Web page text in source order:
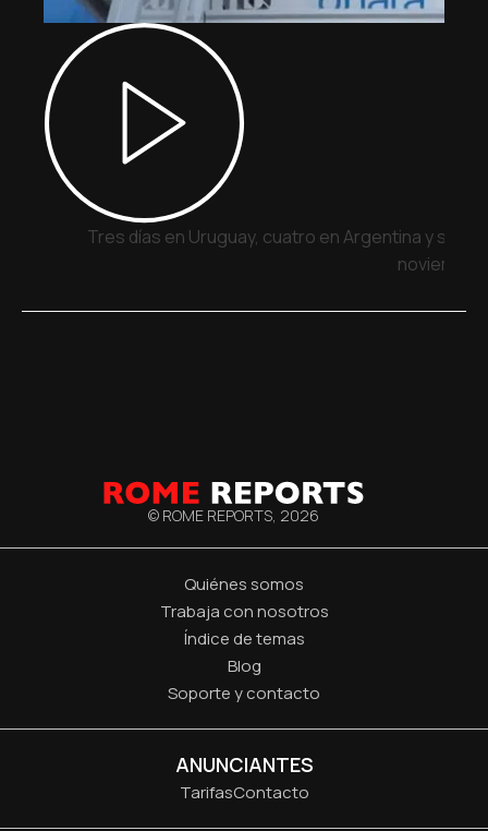
Tres días en Uruguay, cuatro en Argentina y
noviembre
© ROME REPORTS, 2026
Quiénes somos
Trabaja con nosotros
Índice de temas
Blog
Soporte y contacto
ANUNCIANTES
TarifasContacto